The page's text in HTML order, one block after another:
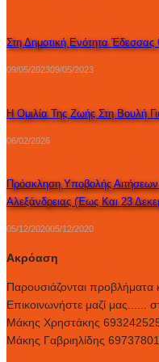
Στη Δημοτική Ενότητα
09/05/202309/05/2023
Η Ομιλία Της Ζωής Στη Βουλή
06/02/2026
Πρόσκληση Υποβολής
Αλεξάνδρειας (έως Και 23
05/12/202005/12/2020
Ακρόαση
Παρουσιάζονται προβλήματα
Επικοινωνήστε μαζί μας......
Μάκης Χρηστάκης
Μάκης Γαβριηλίδης